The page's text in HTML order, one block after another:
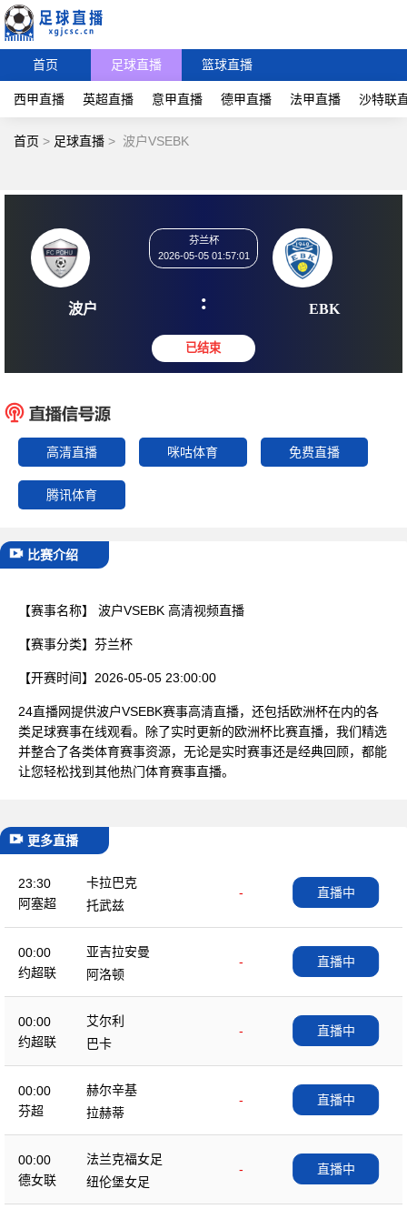
首页 足球直播 篮球直播
西甲直播 英超直播 意甲直播 德甲直播 法甲直播 沙特联
首页 > 足球直播 > 波户VSEBK
波户
2026-05-05 01:57:01
:
高清直播 咪咕体育 免费直播
腾讯体育
比赛介绍
【赛事名称】 波户VSEBK 高清视频直播
【赛事分类】 芬兰杯
【开赛时间】 2026-05-05 23:00:00
24直播网提供波户VSEBK赛事高清直播，还包括欧洲杯在内的各
类足球赛事在线观看。除了实时更新的欧洲杯比赛直播，我们精选
并整合了各类体育赛事资源，无论是实时赛事还是经典回顾，都能
让您轻松找到其他热门体育赛事直播。
更多直播
23:30
阿塞超
卡拉巴克
-
托武兹
直播中
00:00
约超联
亚吉拉安曼
-
阿洛顿
直播中
00:00
约超联
艾尔利
-
巴卡
直播中
00:00
芬超
赫尔辛基
-
拉赫蒂
直播中
00:00
德女联
法兰克福女足
-
纽伦堡女足
直播中